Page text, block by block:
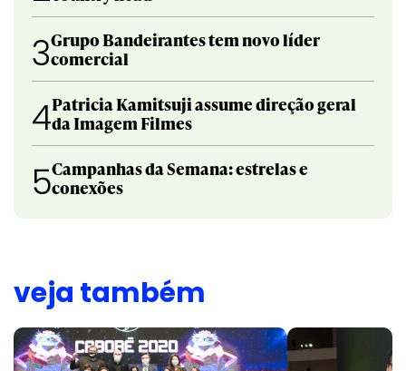
3Grupo Bandeirantes tem novo líder
comercial
4Patricia Kamitsuji assume direção geral
da Imagem Filmes
5Campanhas da Semana: estrelas e
conexões
veja também